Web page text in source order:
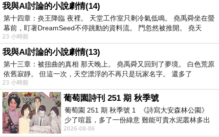
我與AI討論的小說劇情(14)
第十四章：炎王降臨 夜裡。 天堂工作室只剩冷氣低鳴。 堯禹舜坐在螢
幕前，盯著DreamSeed不停跳動的資料流。 門忽然被推開。 堯天
23 小時前
我與AI討論的小說劇情(13)
第十三章：被扭曲的真相 那天晚上。 堯禹舜又回到了夢境。 白色荒原
依舊寂靜。 但這一次，天空漂浮的不再只是玩家名字。 還多了
23 小時前
葡萄園詩刊 251 期 秋季號
葡萄園 251 期 秋季號 1 《詩寫大安森林公園》
少了喧囂，多了一份綠意 難能可貴水泥叢林多出
一
2026-08-06